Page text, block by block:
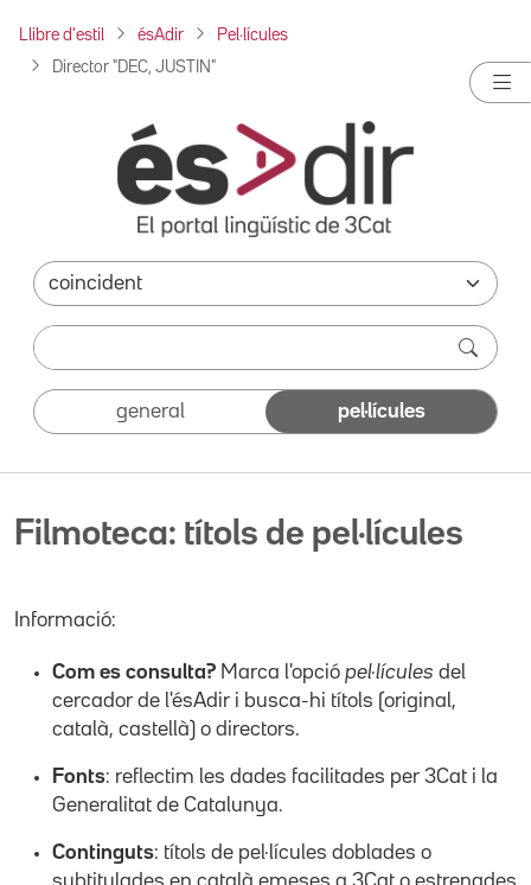
Llibre d'estil ésAdir Pel·lícules
Director "DEC, JUSTIN"
general pel·lícules
Filmoteca: títols de pel·lícules
Informació:
Com es consulta? Marca l'opció pel·lícules del
cercador de l'ésAdir i busca-hi títols (original,
català, castellà) o directors.
Fonts: reflectim les dades facilitades per 3Cat i la
Generalitat de Catalunya.
Continguts: títols de pel·lícules doblades o
subtitulades en català emeses a 3Cat o estrenades